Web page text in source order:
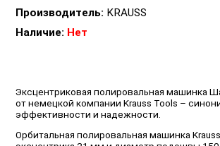
Производитель: KRAUSS
Наличие: Нет
Эксцентриковая полировальная машинка
от немецкой компании Krauss Tools –
эффективности и надежности.
Орбитальная полировальная машинка